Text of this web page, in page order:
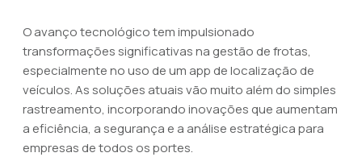
O avanço tecnológico tem impulsionado
transformações significativas na gestão de frotas,
especialmente no uso de um app de localização de
veículos. As soluções atuais vão muito além do simples
rastreamento, incorporando inovações que aumentam
a eficiência, a segurança e a análise estratégica para
empresas de todos os portes.